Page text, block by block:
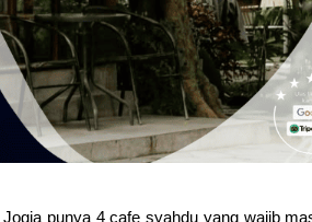
punya 4 cafe syahdu yang wajib